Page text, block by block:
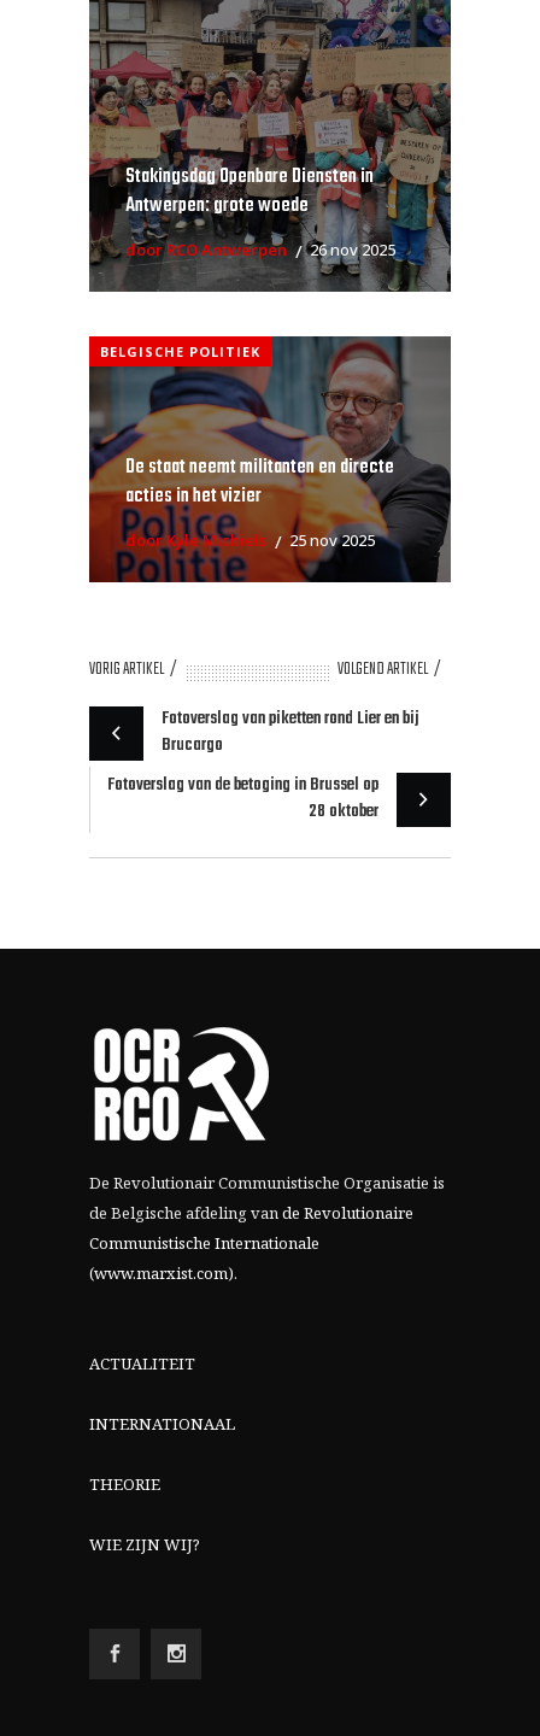
Stakingsdag Openbare Diensten in
Antwerpen: grote woede
door RCO Antwerpen 26 nov 2025
BELGISCHE POLITIEK
De staat neemt militanten en directe
acties in het vizier
door Kyle Michiels 25 nov 2025
VORIG ARTIKEL
VOLGEND ARTIKEL
Fotoverslag van piketten rond Lier en bij
Brucargo
Fotoverslag van de betoging in Brussel op
28 oktober
De Revolutionair Communistische Organisatie is
de Belgische afdeling vande Revolutionaire
Communistische Internationale
(www.marxist.com).
ACTUALITEIT
INTERNATIONAAL
THEORIE
WIE ZIJN WIJ?